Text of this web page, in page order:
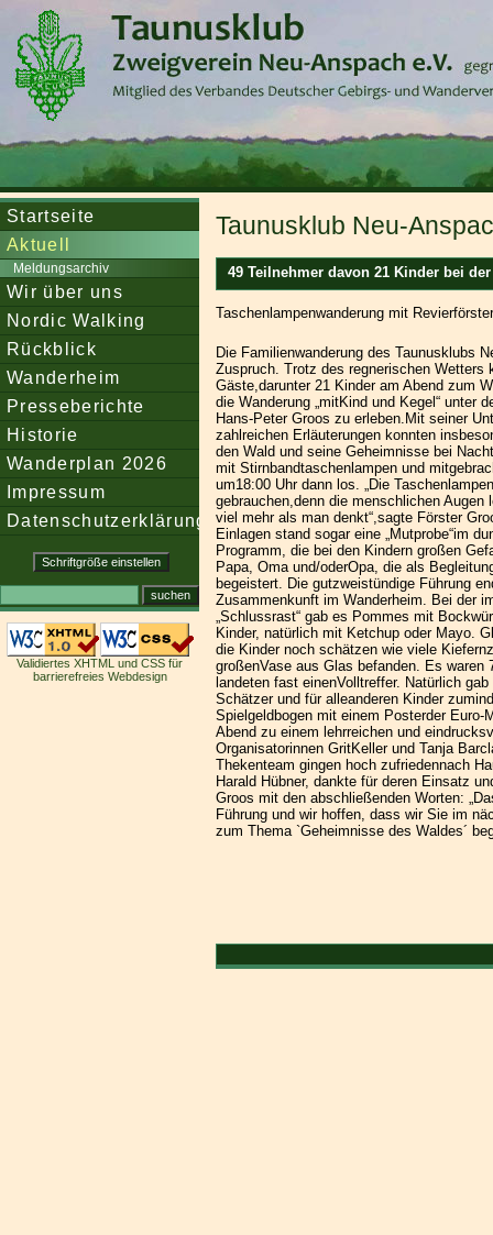
Startseite
Aktuell
Meldungsarchiv
Wir über uns
Nordic Walking
Rückblick
Wanderheim
Presseberichte
Historie
Wanderplan 2026
Impressum
Datenschutzerklärung
Validiertes XHTML und CSS für
barrierefreies Webdesign
Taunusklub Neu-
49 Teilnehmer davon 21 Kinder bei
Taschenlampenwanderung mit
Die Familienwanderung des Taunusklubs
Zuspruch. Trotz des regnerischen Wetters
Gäste,darunter 21 Kinder am Abend zum
die Wanderung „mitKind und Kegel“ unter
Hans-Peter Groos zu erleben.Mit seiner
zahlreichen Erläuterungen konnten
den Wald und seine Geheimnisse bei
mit Stirnbandtaschenlampen und
um18:00 Uhr dann los. „Die
gebrauchen,denn die menschlichen Augen
viel mehr als man denkt“,sagte Förster
Einlagen stand sogar eine „Mutprobe“im
Programm, die bei den Kindern großen
Papa, Oma und/oderOpa, die als
begeistert. Die gutzweistündige Führung
Zusammenkunft im Wanderheim. Bei der
„Schlussrast“ gab es Pommes mit
Kinder, natürlich mit Ketchup oder Mayo.
die Kinder noch schätzen wie viele
großenVase aus Glas befanden. Es waren
landeten fast einenVolltreffer. Natürlich
Schätzer und für alleanderen Kinder
Spielgeldbogen mit einem Posterder Euro-
Abend zu einem lehrreichen und
Organisatorinnen GritKeller und Tanja
Thekenteam gingen hoch zufriedennach
Harald Hübner, dankte für deren Einsatz
Groos mit den abschließenden Worten:
Führung und wir hoffen, dass wir Sie im
zum Thema `Geheimnisse des Waldes´